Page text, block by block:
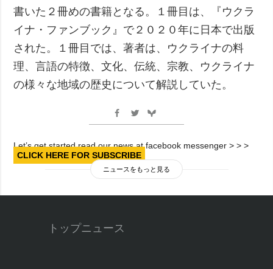
書いた２冊めの書籍となる。１冊目は、『ウクラ
イナ・ファンブック』で２０２０年に日本で出版
された。１冊目では、著者は、ウクライナの料
理、言語の特徴、文化、伝統、宗教、ウクライナ
の様々な地域の歴史について解説していた。
Let’s get started read our news at facebook messenger > > >
CLICK HERE FOR SUBSCRIBE
ニュースをもっと見る
トップニュース